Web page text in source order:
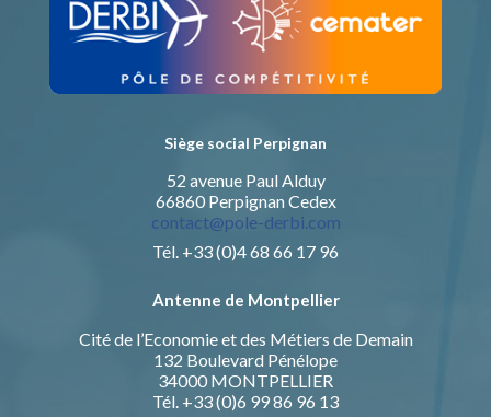
Siège social Perpignan
52 avenue Paul Alduy
66860 Perpignan Cedex
contact@pole-derbi.com
Tél. +33 (0)4 68 66 17 96
Antenne de Montpellier
Cité de l’Economie et des Métiers de Demain
132 Boulevard Pénélope
34000 MONTPELLIER
Tél. +33 (0)6 99 86 96 13